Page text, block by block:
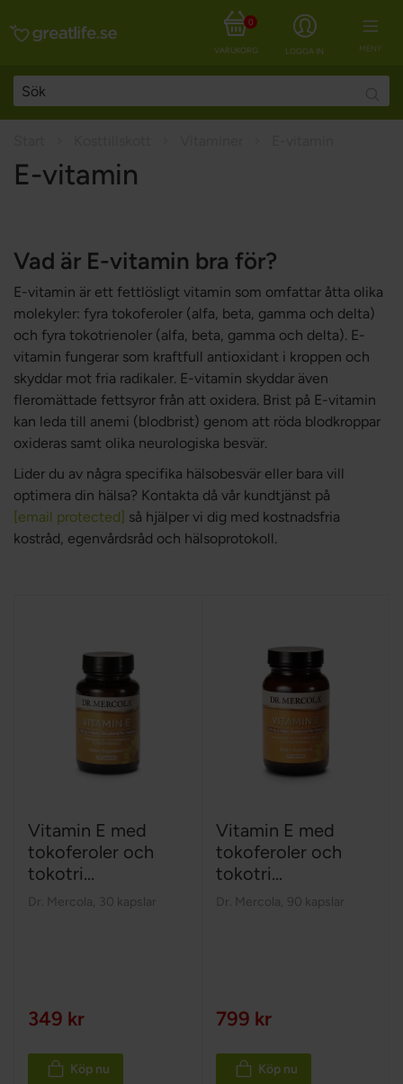
MENY
LOGGA IN
VARUKORG
0
E-vitamin
Vad är E-vitamin bra för?
E-vitamin är ett fettlösligt vitamin som omfattar åtta olika
molekyler: fyra tokoferoler (alfa, beta, gamma och delta)
och fyra tokotrienoler (alfa, beta, gamma och delta). E-
vitamin fungerar som kraftfull antioxidant i kroppen och
skyddar mot fria radikaler. E-vitamin skyddar även
fleromättade fettsyror från att oxidera. Brist på E-vitamin
kan leda till anemi (blodbrist) genom att röda blodkroppar
oxideras samt olika neurologiska besvär.
Lider du av några specifika hälsobesvär eller bara vill
optimera din hälsa? Kontakta då vår kundtjänst på
[email protected] så hjälper vi dig med kostnadsfria
kostråd, egenvårdsråd och hälsoprotokoll.
Vitamin E med
tokoferoler och
tokotri...
Dr. Mercola 30 kapslar
349 kr
Köp nu
Vitamin E med
tokoferoler och
tokotri...
Dr. Mercola 90 kapslar
799 kr
Köp nu